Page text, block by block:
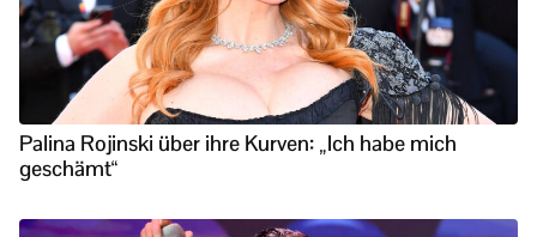
Palina Rojinski über ihre Kurven: „Ich habe mich
geschämt“